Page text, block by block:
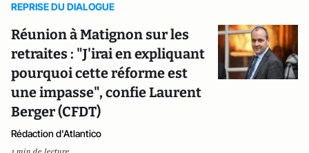
REPRISE DU DIALOGUE
Réunion à Matignon sur les
retraites : "J'irai en expliquant
pourquoi cette réforme est
une impasse", confie Laurent
Berger (CFDT)
Rédaction d'Atlantico